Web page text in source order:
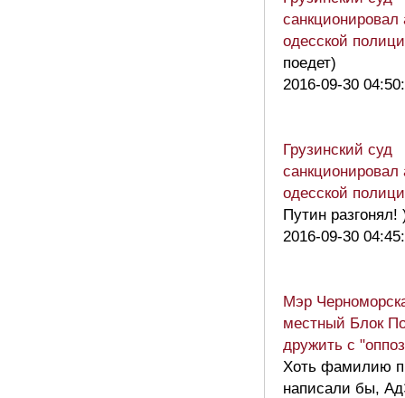
одесской
поедет)
2016-09-30
Грузинский суд
одесской
Путин разгонял!
2016-09-30
Мэр
местный Блок
дружить с
Хоть фамилию
написали бы,